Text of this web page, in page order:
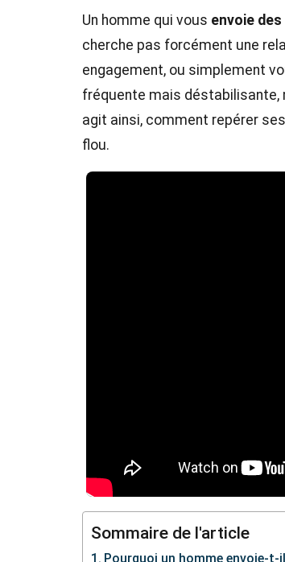
Un homme qui vous envoie
cherche pas forcément une
engagement, ou simplement
fréquente mais déstabilisante,
agit ainsi, comment repérer
flou.
Sommaire de l'article
Pourquoi un homme envoie-